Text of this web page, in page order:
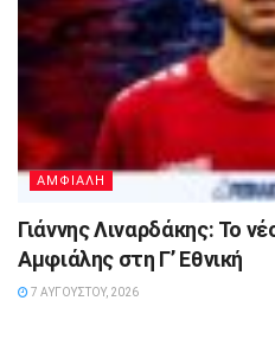
ΑΜΦΙΑΛΗ
Γιάννης Λιναρδάκης: Το
Αμφιάλης στη Γ’ Εθνική
7 ΑΥΓΟΎΣΤΟΥ, 2026